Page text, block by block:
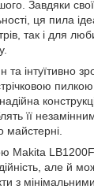
Завдяки
ця пила
так і для
інтуїтивно
її
Makita
але й
з